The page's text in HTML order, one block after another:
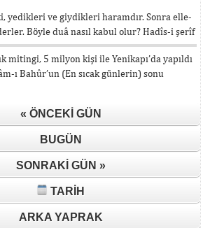
yedikleri ve giydikleri haramdır. Sonra elle-
Böyle duâ nasıl kabul olur? Hadîs-i şerîf
mitingi, 5 milyon kişi ile Yenikapı’da yapıldı
ı Bahûr’un (En sıcak günlerin) sonu
« ÖNCEKI GÜN
BUGÜN
SONRAKI GÜN »
TARIH
ARKA YAPRAK